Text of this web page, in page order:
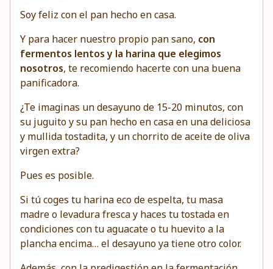
Soy feliz con el pan hecho en casa.
Y para hacer nuestro propio pan sano, con
fermentos lentos y la harina que elegimos
nosotros, te recomiendo hacerte con una buena
panificadora.
¿Te imaginas un desayuno de 15-20 minutos, con
su juguito y su pan hecho en casa en una deliciosa
y mullida tostadita, y un chorrito de aceite de oliva
virgen extra?
Pues es posible.
Si tú coges tu harina eco de espelta, tu masa
madre o levadura fresca y haces tu tostada en
condiciones con tu aguacate o tu huevito a la
plancha encima… el desayuno ya tiene otro color.